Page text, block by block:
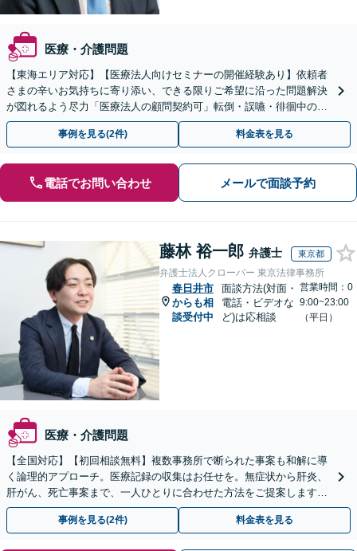
医療・介護問題
【東海エリア対応】【医療法人向けセミナーの開催経験あり】依頼者
さまの辛いお気持ちに寄り添い、できる限りご希望に沿った問題解決
が図れるよう尽力「医療法人の顧問契約可」転倒・誤嚥・徘徊中の事
故など、介護事故のご相談も対応【休日・夜間相談可】
事例を見る(2件) 料金表を見る
電話でお問い合わせ メールで面談予約
藤林 裕一郎 弁護士 東京都
弁護士法人クローバー 東京法律事務所
春日井市
からも相
談受付中
面談方法(対面・
電話・ビデオな
ど)は応相談
営業時間：0
9:00~23:00
（平日）
医療・介護問題
【全国対応】【初回相談無料】複数事務所で断られた事案も和解に導
く論理的アプローチ。医療記録の収集はお任せを。無症状から肝炎、
肝がん、死亡事案まで、一人ひとりに合わせた方法をご提案します。
手続きの負担を減らし、権利を守ります。
事例を見る(2件) 料金表を見る